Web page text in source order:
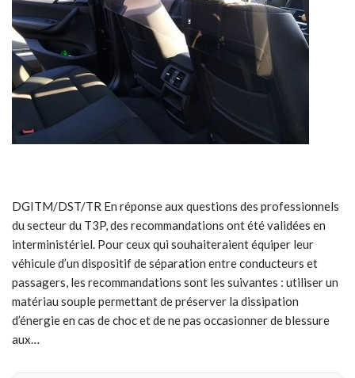
DGITM/DST/TR En réponse aux questions des professionnels
du secteur du T3P, des recommandations ont été validées en
interministériel. Pour ceux qui souhaiteraient équiper leur
véhicule d’un dispositif de séparation entre conducteurs et
passagers, les recommandations sont les suivantes : utiliser un
matériau souple permettant de préserver la dissipation
d’énergie en cas de choc et de ne pas occasionner de blessure
aux…